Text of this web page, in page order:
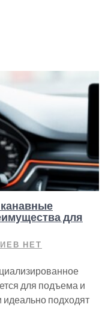
для
НЕТ
для подъема и
подходят